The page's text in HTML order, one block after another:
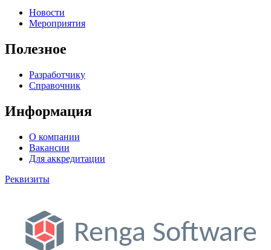
Новости
Мероприятия
Полезное
Разработчику
Справочник
Информация
О компании
Вакансии
Для аккредитации
Реквизиты